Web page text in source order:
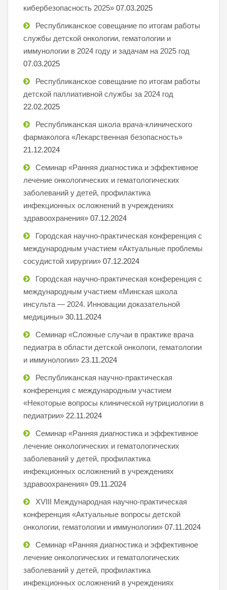
кибербезопасность 2025» 07.03.2025
Республиканское совещание по итогам работы
службы детской онкологии, гематологии и
иммунологии в 2024 году и задачам на 2025 год
07.03.2025
Республиканское совещание по итогам работы
детской паллиативной службы за 2024 год
22.02.2025
Республиканская школа врача-клинического
фармаколога «Лекарственная безопасность»
21.12.2024
Семинар «Ранняя диагностика и эффективное
лечение онкологических и гематологических
заболеваний у детей, профилактика
инфекционных осложнений в учреждениях
здравоохранения» 07.12.2024
Городская научно-практическая конференция с
международным участием «Актуальные проблемы
сосудистой хирургии» 07.12.2024
Городская научно-практическая конференция с
международным участием «Минская школа
инсульта — 2024. Инновации доказательной
медицины» 30.11.2024
Семинар «Сложные случаи в практике врача
педиатра в области детской онкологи, гематологии
и иммунологии» 23.11.2024
Республиканская научно-практическая
конференция с международным участием
«Некоторые вопросы клинической нутрициологии в
педиатрии» 22.11.2024
Семинар «Ранняя диагностика и эффективное
лечение онкологических и гематологических
заболеваний у детей, профилактика
инфекционных осложнений в учреждениях
здравоохранения» 09.11.2024
XVIII Международная научно-практическая
конференция «Актуальные вопросы детской
онкологии, гематологии и иммунологии» 07.11.2024
Семинар «Ранняя диагностика и эффективное
лечение онкологических и гематологических
заболеваний у детей, профилактика
инфекционных осложнений в учреждениях